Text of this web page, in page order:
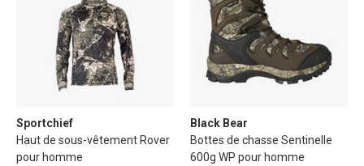
Sportchief
Haut de sous-vêtement Rover
pour homme
Black Bear
Bottes de chasse Sentinelle
600g WP pour homme